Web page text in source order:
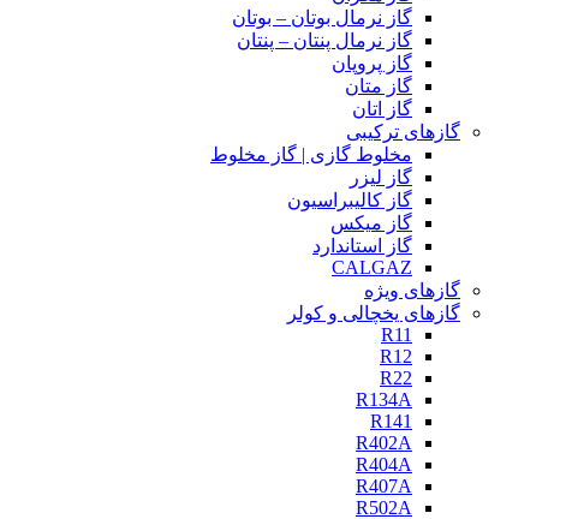
گاز نرمال بوتان – بوتان
گاز نرمال پنتان – پنتان
گاز پروپان
گاز متان
گاز اتان
گازهای ترکیبی
مخلوط گازی | گاز مخلوط
گاز لیزر
گاز کالیبراسیون
گاز میکس
گاز استاندارد
CALGAZ
گازهای ویژه
گازهای یخچالی و کولر
R11
R12
R22
R134A
R141
R402A
R404A
R407A
R502A